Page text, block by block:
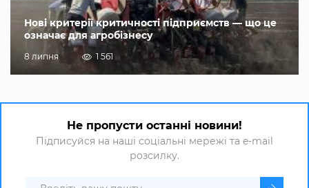
Нові критерії критичності підприємств — що це
означає для агробізнесу
8 липня 1 561
Не пропусти останні новини!
Підписуйся на наші соціальні мережі та e-mail
розсилку.